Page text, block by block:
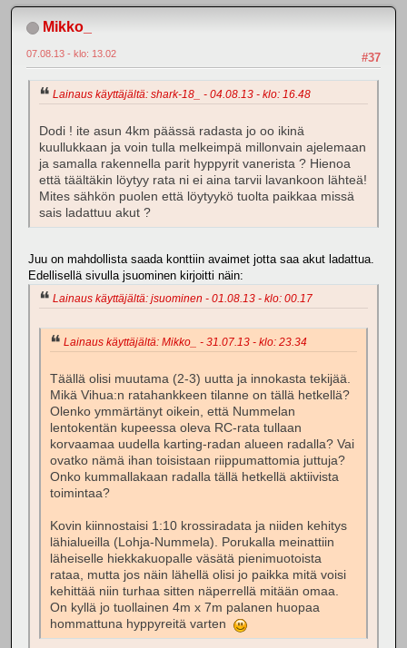
Mikko_
#37
07.08.13 - klo: 13.02
Lainaus käyttäjältä: shark-18_ - 04.08.13 - klo: 16.48
Dodi ! ite asun 4km päässä radasta jo oo ikinä
kuullukkaan ja voin tulla melkeimpä millonvain ajelemaan
ja samalla rakennella parit hyppyrit vanerista ? Hienoa
että täältäkin löytyy rata ni ei aina tarvii lavankoon lähteä!
Mites sähkön puolen että löytyykö tuolta paikkaa missä
sais ladattuu akut ?
Juu on mahdollista saada konttiin avaimet jotta saa akut ladattua.
Edellisellä sivulla jsuominen kirjoitti näin:
Lainaus käyttäjältä: jsuominen - 01.08.13 - klo: 00.17
Lainaus käyttäjältä: Mikko_ - 31.07.13 - klo: 23.34
Täällä olisi muutama (2-3) uutta ja innokasta tekijää.
Mikä Vihua:n ratahankkeen tilanne on tällä hetkellä?
Olenko ymmärtänyt oikein, että Nummelan
lentokentän kupeessa oleva RC-rata tullaan
korvaamaa uudella karting-radan alueen radalla? Vai
ovatko nämä ihan toisistaan riippumattomia juttuja?
Onko kummallakaan radalla tällä hetkellä aktiivista
toimintaa?
Kovin kiinnostaisi 1:10 krossiradata ja niiden kehitys
lähialueilla (Lohja-Nummela). Porukalla meinattiin
läheiselle hiekkakuopalle väsätä pienimuotoista
rataa, mutta jos näin lähellä olisi jo paikka mitä voisi
kehittää niin turhaa sitten näperrellä mitään omaa.
On kyllä jo tuollainen 4m x 7m palanen huopaa
hommattuna hyppyreitä varten